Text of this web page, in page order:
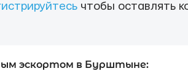
чтобы оставлять
эскортом в Бурштыне: